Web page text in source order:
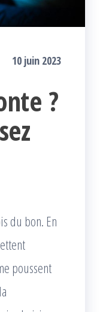
10 juin 2023
?
du bon. En
poussent